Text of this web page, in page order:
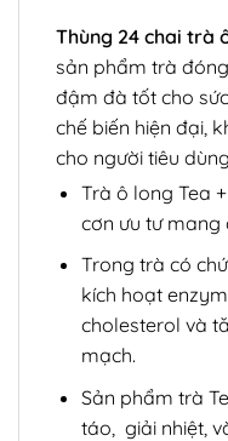
Thùng 24 chai trà
sản phẩm trà
đậm đà tốt cho
chế biến hiện đại,
cho người tiêu
Trà ô long Tea
cơn ưu tư mang
Trong trà có
kích hoạt
cholesterol và
mạch.
Sản phẩm trà
táo, giải nhiệt,